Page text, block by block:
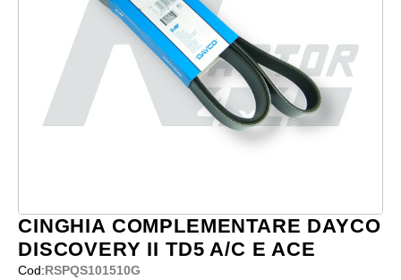
CINGHIA COMPLEMENTARE DAYCO
DISCOVERY II TD5 A/C E ACE
Cod:RSPQS101510G